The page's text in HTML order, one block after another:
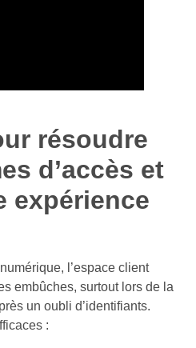
résoudre
d’accès et
expérience
l’espace client
embûches, surtout lors de la
un oubli d’identifiants.
: